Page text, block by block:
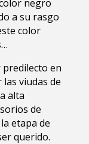
negro
a su rasgo
color
en
viudas de
alta
de
etapa de
querido.